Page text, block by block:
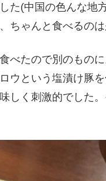
た(中国の色んな地
ちゃんと食べるの
べたので別のもの
ウという塩漬け豚
しく刺激的でした